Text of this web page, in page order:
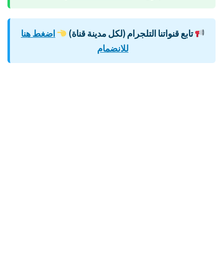
تابع قنواتنا التلجرام (لكل مدينة قناة)
اضغط هنا
للانضمام